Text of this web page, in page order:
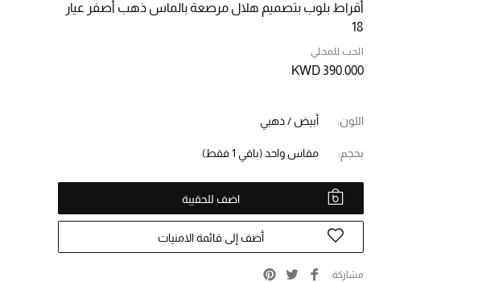
أقراط بلوب بتصميم هلال مرصعة بالماس ذهب أصفر عيار
18
الحب للمحلي
KWD 390.000
اللون: أبيض / ذهبي
بحجم: مقاس واحد (باقي 1 فقط)
اضف للحقيبة
أضف إلى قائمة الامنيات
مشاركة